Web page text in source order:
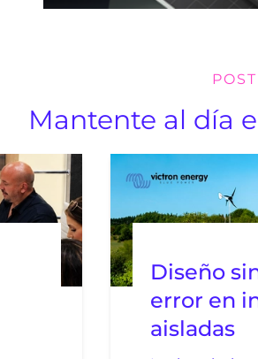
Mantente al día
Diseño
error en
aisladas